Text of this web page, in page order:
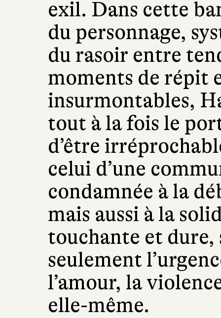
exil. Dans cette
du personnage,
du rasoir entre
moments de répit
insurmontables,
tout à la fois le
d’être
celui d’une
condamnée à la
mais aussi à la
touchante et dure,
seulement
l’amour, la
elle-même.